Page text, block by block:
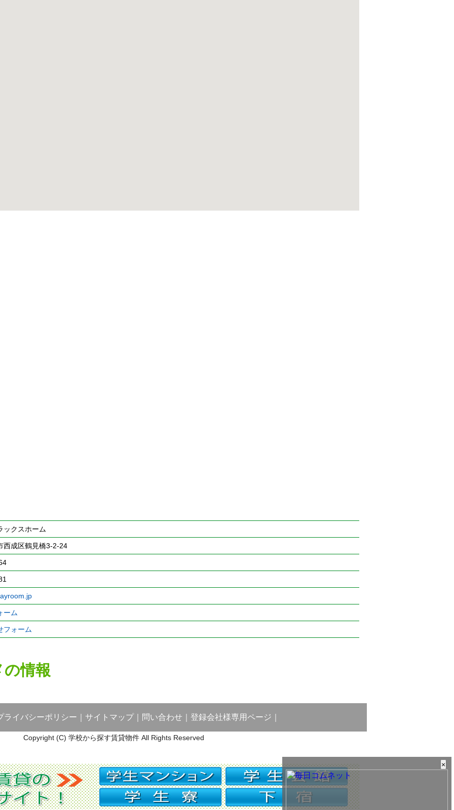
ックスホーム
西成区鶴見橋3-2-24
ーム
フォーム
情報
ライバシーポリシー サイトマップ｜ 問い合わせ 登録会社様専用ページ
Copyright (C) 学校から探す賃貸物件 All Rights Reserved